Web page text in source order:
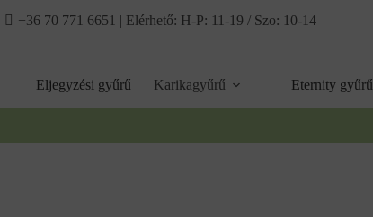
+36 70 771 6651 | Elérhető: H-P: 11-19 / Szo: 10-14
Eljegyzési gyűrű Karikagyűrű Eternity gyűrű